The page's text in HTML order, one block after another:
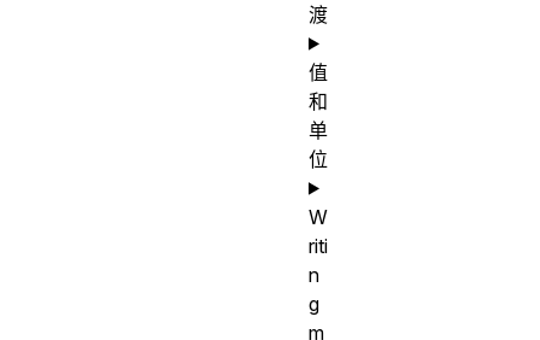
渡
值
和
单
位
W
riti
n
g
m